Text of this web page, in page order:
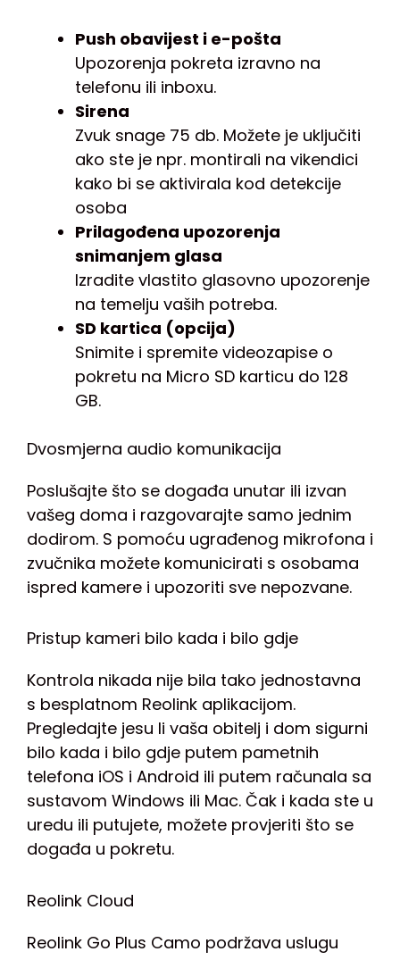
Push obavijest i e-pošta
Upozorenja pokreta izravno na
telefonu ili inboxu.
Sirena
Zvuk snage 75 db. Možete je uključiti
ako ste je npr. montirali na vikendici
kako bi se aktivirala kod detekcije
osoba
Prilagođena upozorenja
snimanjem glasa
Izradite vlastito glasovno upozorenje
na temelju vaših potreba.
SD kartica (opcija)
Snimite i spremite videozapise o
pokretu na Micro SD karticu do 128
GB.
Dvosmjerna audio komunikacija
Poslušajte što se događa unutar ili izvan
vašeg doma i razgovarajte samo jednim
dodirom. S pomoću ugrađenog mikrofona i
zvučnika možete komunicirati s osobama
ispred kamere i upozoriti sve nepozvane.
Pristup kameri bilo kada i bilo gdje
Kontrola nikada nije bila tako jednostavna
s besplatnom Reolink aplikacijom.
Pregledajte jesu li vaša obitelj i dom sigurni
bilo kada i bilo gdje putem pametnih
telefona iOS i Android ili putem računala sa
sustavom Windows ili Mac. Čak i kada ste u
uredu ili putujete, možete provjeriti što se
događa u pokretu.
Reolink Cloud
Reolink Go Plus Camo podržava uslugu